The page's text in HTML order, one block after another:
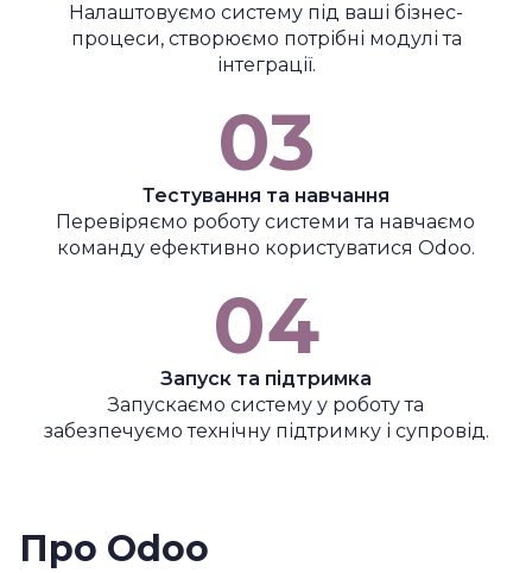
Налаштовуємо систему під ваші бізнес-
процеси, створюємо потрібні модулі та
інтеграції.
03
Тестування та навчання
Перевіряємо роботу системи та навчаємо
команду ефективно користуватися Odoo.
04
Запуск та підтримка
Запускаємо систему у роботу та
забезпечуємо технічну підтримку і супровід.
Про Odoo